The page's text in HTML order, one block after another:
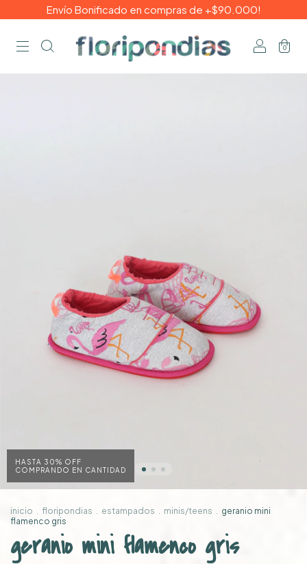
Envío Bonificado en compras de +$90.000!
0
HASTA 30% OFF
COMPRANDO EN CANTIDAD
inicio floripondias estampados minis/teens
geranio mini
flamenco gris
geranio mini flamenco gris